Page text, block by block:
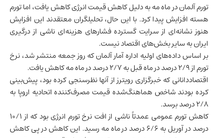
تورمآلماندر ماه مه به دلیل کاهش قیمت انرژی کاهش یافت، اما تورم
هسته افزایش پیدا کرد. با این حال، تحلیلگران معتقدند این افزایش
هنوز نشانه‌ای از سرایت گسترده فشارهای هزینه‌ای ناشی از درگیری
ایرانبه سایر بخش‌های اقتصاد نیست.
بر اساس داده‌های اولیه اداره آمار آلمان که روز جمعه منتشر شد، نرخ
تورم از ۲/۹ درصد در ماه قبل به ۲/۷ درصد در ماه مه کاهش یافت.
اقتصاددانانی که خبرگزاری رویترز از آنها نظرسنجی کرده بود، پیش‌بینی
کرده بودند شاخص هماهنگ‌شده قیمت مصرف‌کننده اتحادیه اروپا به
۲/۸ درصد برسد.
کاهش تورم عمومی عمدتاً ناشی از افت نرخ تورم انرژی بود که از ۱۰/۱
درصد در آوریل به ۶/۶ درصد در ماه مه رسید. این کاهش در پی کاهش